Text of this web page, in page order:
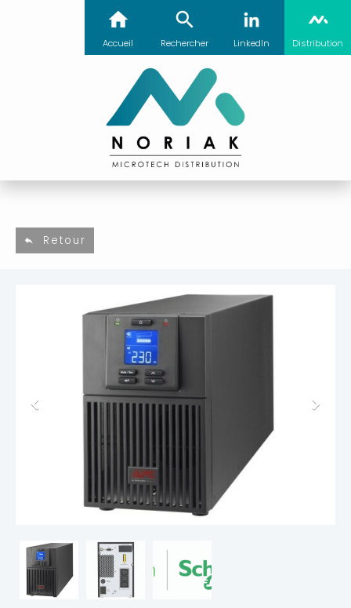
Accueil Rechercher LinkedIn Distribution
Retour